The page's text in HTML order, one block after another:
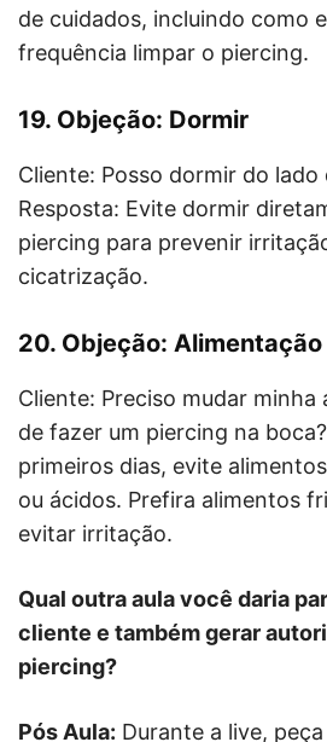
de cuidados, incluindo como
frequência limpar o piercing.
19. Objeção: Dormir
Cliente: Posso dormir do lado
Resposta: Evite dormir
piercing para prevenir
cicatrização.
20. Objeção: Alimentação
Cliente: Preciso mudar minha
de fazer um piercing na
primeiros dias, evite
ou ácidos. Prefira alimentos
evitar irritação.
Qual outra aula você daria
cliente e também gerar
piercing?
Pós Aula: Durante a live,